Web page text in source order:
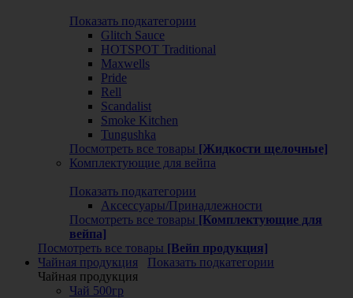
Показать подкатегории
Glitch Sauce
HOTSPOT Traditional
Maxwells
Pride
Rell
Scandalist
Smoke Kitchen
Tungushka
Посмотреть все товары [Жидкости щелочные]
Комплектующие для вейпа
Показать подкатегории
Аксессуары/Принадлежности
Посмотреть все товары [Комплектующие для
вейпа]
Посмотреть все товары [Вейп продукция]
Чайная продукция
Показать подкатегории
Чайная продукция
Чай 500гр